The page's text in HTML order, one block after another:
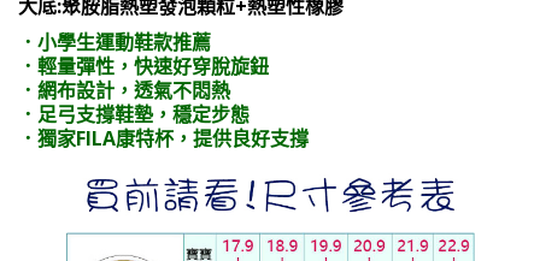
大底:聚胺脂熱塑發泡顆粒+熱塑性橡膠
．小學生運動鞋款推薦
．輕量彈性，快速好穿脫旋鈕
．網布設計，透氣不悶熱
．足弓支撐鞋墊，穩定步態
．獨家FILA康特杯，提供良好支撐